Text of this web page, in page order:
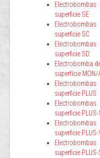
Electrobombas
superficie SE
Electrobombas
superficie SC
Electrobombas
superficie SD
Electrobomba
superfície MON/
Electrobombas
superficie PLUS
Electrobombas
superficie PLUS-
Electrobombas
superficie PLUS-
Electrobombas
superficie PLUS-